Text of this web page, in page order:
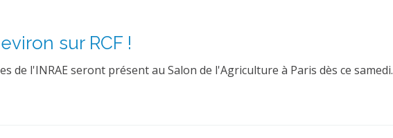
sur RCF !
de l'INRAE seront présent au Salon de l'Agriculture à Paris dès ce samedi.